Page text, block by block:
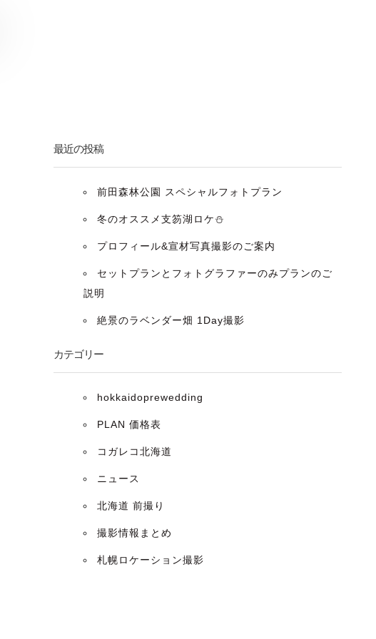
最近の投稿
前田森林公園 スペシャルフォトプラン
冬のオススメ支笏湖ロケ⛄️
プロフィール&宣材写真撮影のご案内
セットプランとフォトグラファーのみプランのご
説明
絶景のラベンダー畑 1Day撮影
カテゴリー
hokkaidoprewedding
PLAN 価格表
コガレコ北海道
ニュース
北海道 前撮り
撮影情報まとめ
札幌ロケーション撮影